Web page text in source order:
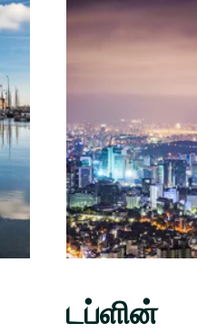
டப்ளின்